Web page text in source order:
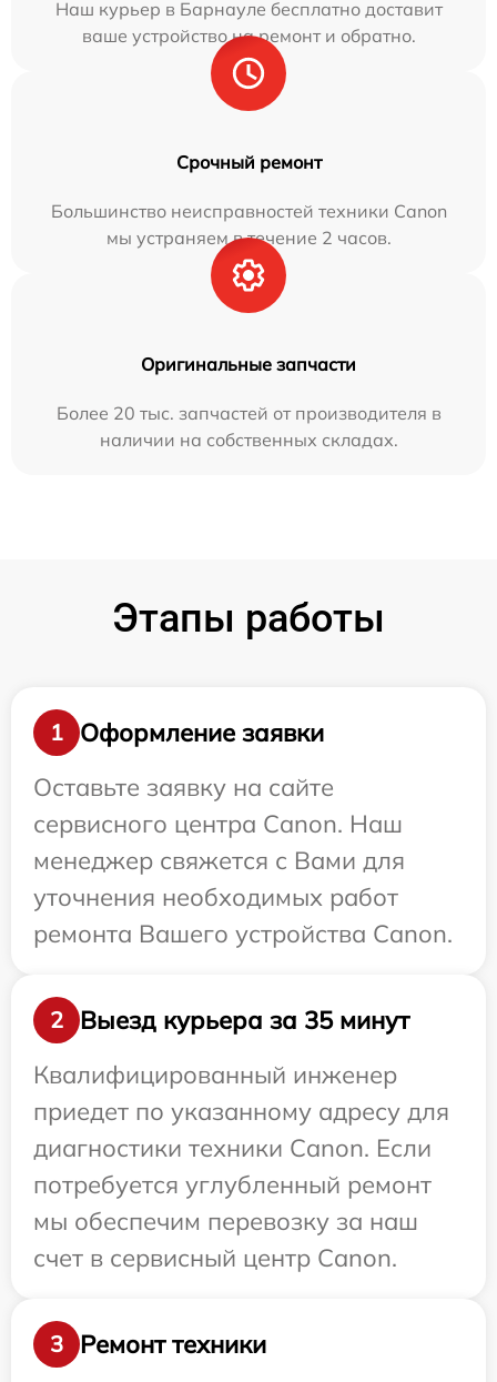
Наш курьер в Барнауле бесплатно доставит
ваше устройство на ремонт и обратно.
Срочный ремонт
Большинство неисправностей техники Canon
мы устраняем в течение 2 часов.
Оригинальные запчасти
Более 20 тыс. запчастей от производителя в
наличии на собственных складах.
Этапы работы
1
Оформление заявки
Оставьте заявку на сайте
сервисного центра Canon. Наш
менеджер свяжется с Вами для
уточнения необходимых работ
ремонта Вашего устройства Canon.
2
Выезд курьера за 35 минут
Квалифицированный инженер
приедет по указанному адресу для
диагностики техники Canon. Если
потребуется углубленный ремонт
мы обеспечим перевозку за наш
счет в сервисный центр Canon.
3
Ремонт техники